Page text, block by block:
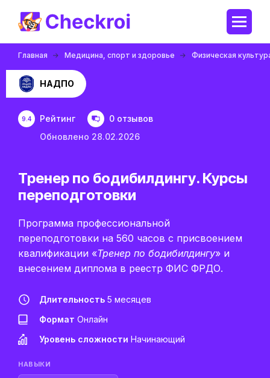
Главная Медицина, спорт и здоровье Физическая
НАДПО
9.4 Рейтинг
0 отзывов
Обновлено 28.02.2026
Тренер по бодибилдингу. Курсы
переподготовки
Программа профессиональной
переподготовки на 560 часов с присвоением
квалификации «Тренер по бодибилдингу» и
внесением диплома в реестр ФИС ФРДО.
Длительность 5 месяцев
Формат Онлайн
Уровень сложности Начинающий
НАВЫКИ